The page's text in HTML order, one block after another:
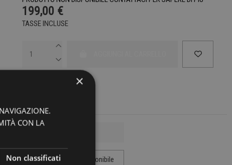
199,00 €
TASSE INCLUSE
×
CON LA
Non classificati